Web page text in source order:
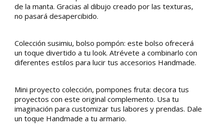
de la manta. Gracias al dibujo creado por las texturas,
no pasará desapercibido.
Colección susimiu, bolso pompón: este bolso ofrecerá
un toque divertido a tu look. Atrévete a combinarlo con
diferentes estilos para lucir tus accesorios Handmade.
Mini proyecto colección, pompones fruta: decora tus
proyectos con este original complemento. Usa tu
imaginación para customizar tus labores y prendas. Dale
un toque Handmade a tu armario.